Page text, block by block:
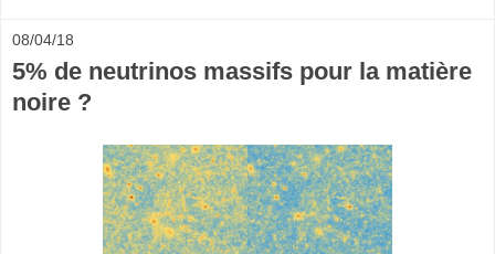
08/04/18
5% de neutrinos massifs pour la matière
noire ?